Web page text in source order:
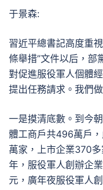
于景森:
習近平總書記高度重
條舉措”文件以后，部
對促進服役軍人個體
提出任務請求。我們
一是摸清底數。到今
體工商戶共496萬戶
萬家，上市企業370
年，服役軍人創辦企
元，廣年夜服役軍人